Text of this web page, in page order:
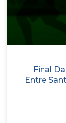
Final
Entre